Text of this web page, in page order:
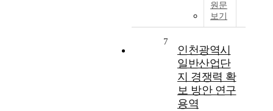
원문
보기
7
인천광역시
일반산업단
지 경쟁력 확
보 방안 연구
용역